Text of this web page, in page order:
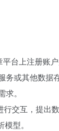
台上注册账户
或其他数据
。
交互，提出
型。